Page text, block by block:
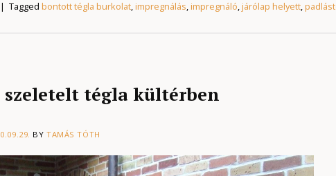
| Tagged bontott tégla burkolat,impregnálás,impregnáló,járólap helyett,
szeletelt tégla kültérben
BYTAMÁS TÓTH